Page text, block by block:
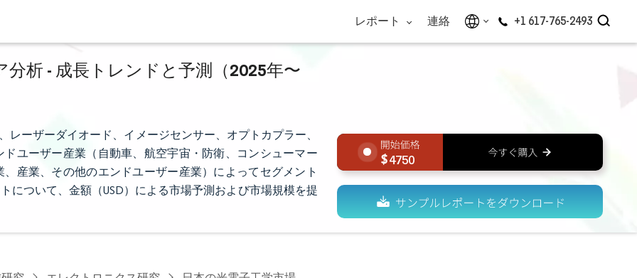
レポート 連絡 +1 617-765-2493
析 - 成長トレンドと予測（2025年〜
ーザーダイオード、イメージセンサー、オプトカプラー、
ユーザー産業（自動車、航空宇宙・防衛、コンシューマー
産業、その他のエンドユーザー産業）によってセグメント
について、金額（USD）による市場予測および市場規模を提
4750